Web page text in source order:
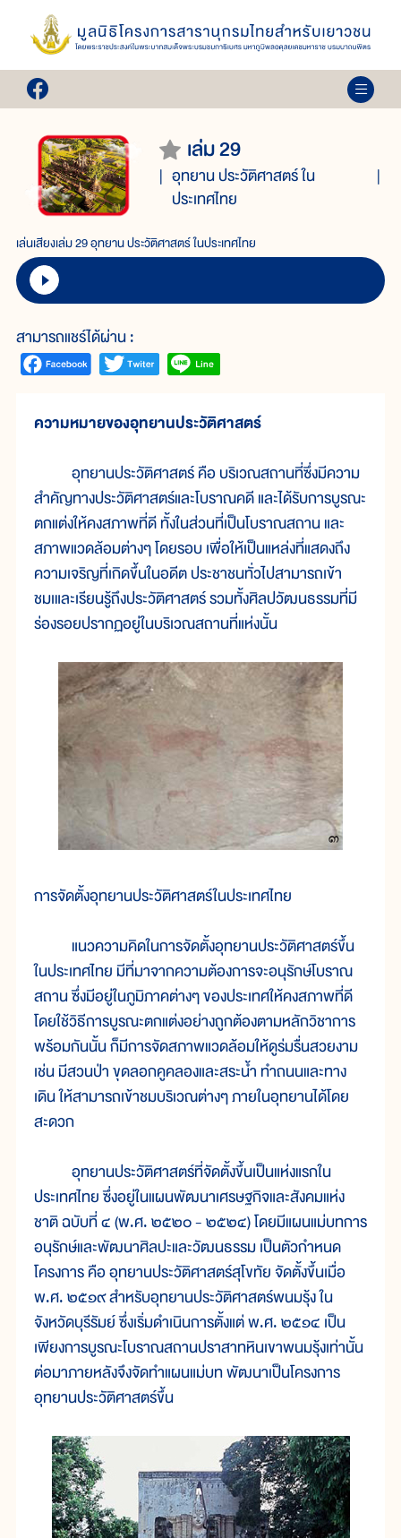
เล่ม 29
อุทยาน ประวัติศาสตร์ ใน
ประเทศไทย
เล่นเสียงเล่ม 29 อุทยาน ประวัติศาสตร์ ในประเทศไทย
สามารถแชร์ได้ผ่าน :
ความหมายของอุทยานประวัติศาสตร์
อุทยานประวัติศาสตร์ คือ บริเวณสถานที่ซึ่งมีความ
สำคัญทางประวัติศาสตร์และโบราณคดี และได้รับการบูรณะ
ตกแต่งให้คงสภาพที่ดี ทั้งในส่วนที่เป็นโบราณสถาน และ
สภาพแวดล้อมต่างๆ โดยรอบ เพื่อให้เป็นแหล่งที่แสดงถึง
ความเจริญที่เกิดขึ้นในอดีต ประชาชนทั่วไปสามารถเข้า
ชมเและเรียนรู้ถึงประวัติศาสตร์ รวมทั้งศิลปวัฒนธรรมที่มี
ร่องรอยปรากฏอยู่ในบริเวณสถานที่แห่งนั้น
การจัดตั้งอุทยานประวัติศาสตร์ในประเทศไทย
แนวความคิดในการจัดตั้งอุทยานประวัติศาสตร์ขึ้น
ในประเทศไทย มีที่มาจากความต้องการจะอนุรักษ์โบราณ
สถาน ซึ่งมีอยู่ในภูมิภาคต่างๆ ของประเทศให้คงสภาพที่ดี
โดยใช้วิธีการบูรณะตกแต่งอย่างถูกต้องตามหลักวิชาการ
พร้อมกันนั้น ก็มีการจัดสภาพแวดล้อมให้ดูร่มรื่นสวยงาม
เช่น มีสวนป่า ขุดลอกคูคลองและสระน้ำ ทำถนนและทาง
เดิน ให้สามารถเข้าชมบริเวณต่างๆ ภายในอุทยานได้โดย
สะดวก
อุทยานประวัติศาสตร์ที่จัดตั้งขึ้นเป็นแห่งแรกใน
ประเทศไทย ซึ่งอยู่ในแผนพัฒนาเศรษฐกิจและสังคมแห่ง
ชาติ ฉบับที่ ๔ (พ.ศ. ๒๕๒๐ - ๒๕๒๔) โดยมีแผนแม่บทการ
อนุรักษ์และพัฒนาศิลปะและวัฒนธรรม เป็นตัวกำหนด
โครงการ คือ อุทยานประวัติศาสตร์สุโขทัย จัดตั้งขึ้นเมื่อ
พ.ศ. ๒๕๑๙ สำหรับอุทยานประวัติศาสตร์พนมรุ้ง ใน
จังหวัดบุรีรัมย์ ซึ่งเริ่มดำเนินการตั้งแต่ พ.ศ. ๒๕๑๔ เป็น
เพียงการบูรณะโบราณสถานปราสาทหินเขาพนมรุ้งเท่านั้น
ต่อมาภายหลังจึงจัดทำแผนแม่บท พัฒนาเป็นโครงการ
อุทยานประวัติศาสตร์ขึ้น